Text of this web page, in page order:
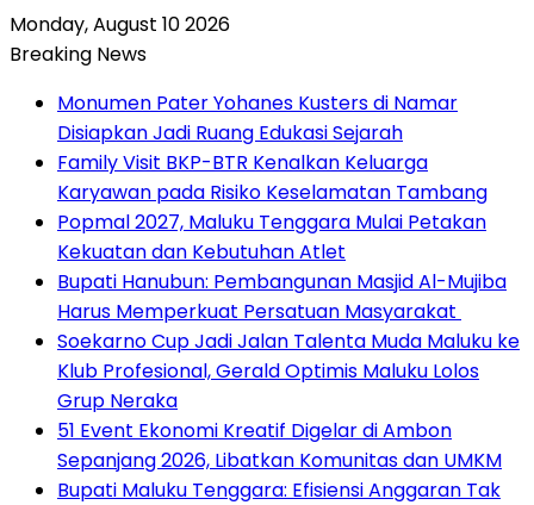
Monday, August 10 2026
Breaking News
Monumen Pater Yohanes Kusters di Namar
Disiapkan Jadi Ruang Edukasi Sejarah
Family Visit BKP-BTR Kenalkan Keluarga
Karyawan pada Risiko Keselamatan Tambang
Popmal 2027, Maluku Tenggara Mulai Petakan
Kekuatan dan Kebutuhan Atlet
Bupati Hanubun: Pembangunan Masjid Al-Mujiba
Harus Memperkuat Persatuan Masyarakat
Soekarno Cup Jadi Jalan Talenta Muda Maluku ke
Klub Profesional, Gerald Optimis Maluku Lolos
Grup Neraka
51 Event Ekonomi Kreatif Digelar di Ambon
Sepanjang 2026, Libatkan Komunitas dan UMKM
Bupati Maluku Tenggara: Efisiensi Anggaran Tak